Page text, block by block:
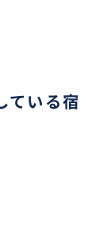
ている宿